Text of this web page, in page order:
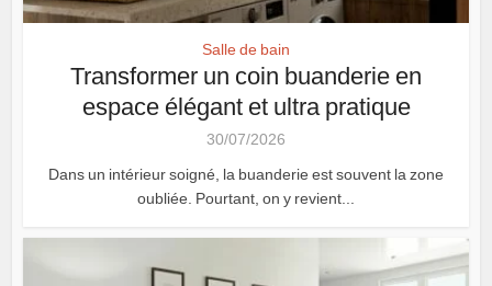
Salle de bain
Transformer un coin buanderie en
espace élégant et ultra pratique
30/07/2026
Dans un intérieur soigné, la buanderie est souvent la zone
oubliée. Pourtant, on y revient...